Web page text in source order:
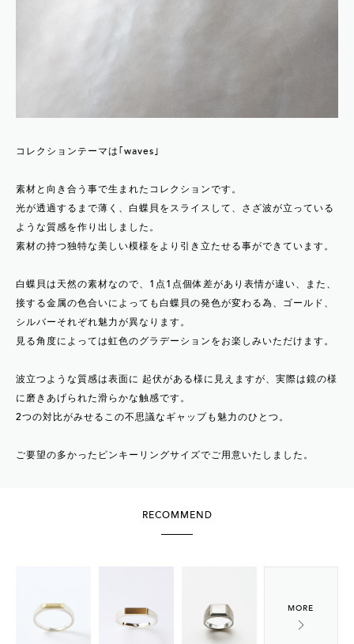
コレクションテーマは｢waves｣
素材と向き合う事で生まれたコレクションです。
光が透過するまで薄く、白蝶貝をスライスして、さざ波が立っている
ような質感を作り出しました。
素材の持つ独特な美しい模様をより引き立たせる事ができています。
白蝶貝は天然の素材なので、1点1点個体差があり表情が違い、また、
接する金属の色合いによっても白蝶貝の発色が変わる為、ゴールド、
シルバーそれぞれ魅力が異なります。
見る角度によっては虹色のグラデーションをお楽しみいただけます。
波立つような質感は表面に 起伏がある様に見えますが、実際は鏡の様
に磨きあげられた滑らかな触感です。
2つの対比がみせるこの不思議なギャップも魅力のひとつ。
ご要望の多かったピンキーリングサイズでご用意いたしました。
RECOMMEND